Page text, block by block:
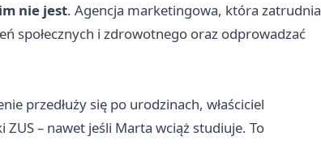
nie jest. Agencja marketingowa, która zatrudnia
społecznych i zdrowotnego oraz odprowadzać
przedłuży się po urodzinach, właściciel
ZUS – nawet jeśli Marta wciąż studiuje. To